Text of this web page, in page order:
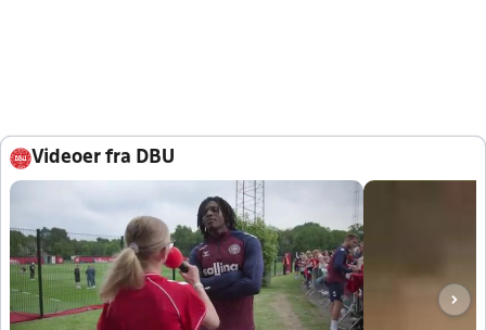
Videoer fra DBU